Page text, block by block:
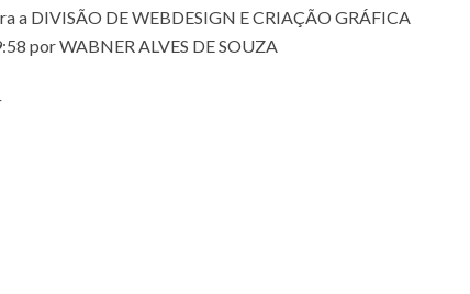
a DIVISÃO DE WEBDESIGN E CRIAÇÃO GRÁFICA
por WABNER ALVES DE SOUZA